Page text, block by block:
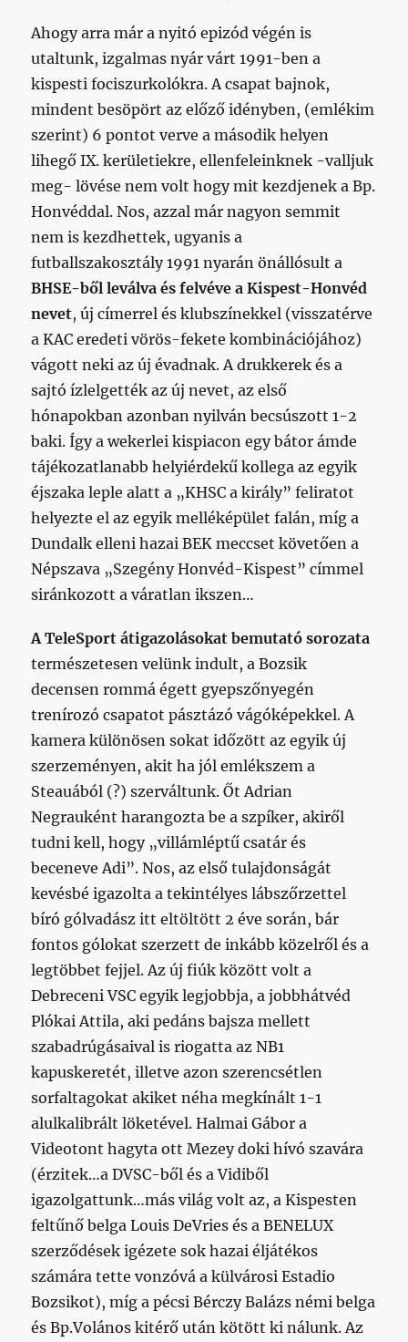
Ahogy arra már a nyitó epizód végén is
utaltunk, izgalmas nyár várt 1991-ben a
kispesti fociszurkolókra. A csapat bajnok,
mindent besöpört az előző idényben, (emlékim
szerint) 6 pontot verve a második helyen
lihegő IX. kerületiekre, ellenfeleinknek -valljuk
meg- lövése nem volt hogy mit kezdjenek a Bp.
Honvéddal. Nos, azzal már nagyon semmit
nem is kezdhettek, ugyanis a
futballszakosztály 1991 nyarán önállósult a
BHSE-ből leválva és felvéve a Kispest-Honvéd
nevet, új címerrel és klubszínekkel (visszatérve
a KAC eredeti vörös-fekete kombinációjához)
vágott neki az új évadnak. A drukkerek és a
sajtó ízlelgették az új nevet, az első
hónapokban azonban nyilván becsúszott 1-2
baki. Így a wekerlei kispiacon egy bátor ámde
tájékozatlanabb helyiérdekű kollega az egyik
éjszaka leple alatt a „KHSC a király” feliratot
helyezte el az egyik melléképület falán, míg a
Dundalk elleni hazai BEK meccset követően a
Népszava „Szegény Honvéd-Kispest” címmel
siránkozott a váratlan ikszen…
A TeleSport átigazolásokat bemutató sorozata
természetesen velünk indult, a Bozsik
decensen rommá égett gyepszőnyegén
trenírozó csapatot pásztázó vágóképekkel. A
kamera különösen sokat időzött az egyik új
szerzeményen, akit ha jól emlékszem a
Steauából (?) szerváltunk. Őt Adrian
Negrauként harangozta be a szpíker, akiről
tudni kell, hogy „villámléptű csatár és
beceneve Adi”. Nos, az első tulajdonságát
kevésbé igazolta a tekintélyes lábszőrzettel
bíró gólvadász itt eltöltött 2 éve során, bár
fontos gólokat szerzett de inkább közelről és a
legtöbbet fejjel. Az új fiúk között volt a
Debreceni VSC egyik legjobbja, a jobbhátvéd
Plókai Attila, aki pedáns bajsza mellett
szabadrúgásaival is riogatta az NB1
kapuskeretét, illetve azon szerencsétlen
sorfaltagokat akiket néha megkínált 1-1
alulkalibrált löketével. Halmai Gábor a
Videotont hagyta ott Mezey doki hívó szavára
(érzitek…a DVSC-ből és a Vidiből
igazolgattunk…más világ volt az, a Kispesten
feltűnő belga Louis DeVries és a BENELUX
szerződések igézete sok hazai éljátékos
számára tette vonzóvá a külvárosi Estadio
Bozsikot), míg a pécsi Bérczy Balázs némi belga
és Bp.Volános kitérő után kötött ki nálunk. Az